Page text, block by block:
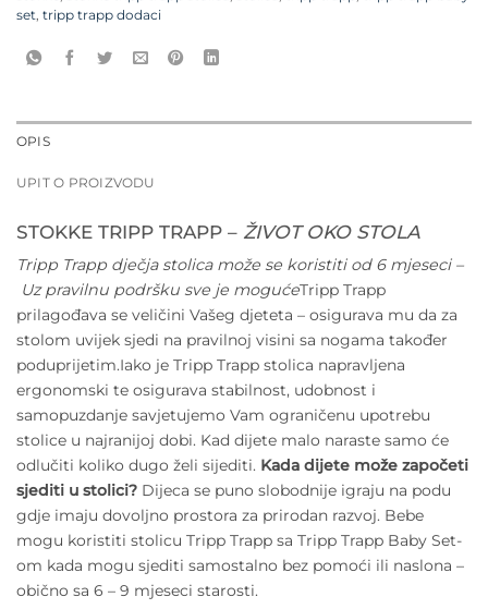
set, tripp trapp dodaci
OPIS
UPIT O PROIZVODU
STOKKE TRIPP TRAPP – ŽIVOT OKO STOLA
Tripp Trapp dječja stolica može se koristiti od 6 mjeseci –
Uz pravilnu podršku sve je mogućeTripp Trapp
prilagođava se veličini Vašeg djeteta – osigurava mu da za
stolom uvijek sjedi na pravilnoj visini sa nogama također
poduprijetim.Iako je Tripp Trapp stolica napravljena
ergonomski te osigurava stabilnost, udobnost i
samopuzdanje savjetujemo Vam ograničenu upotrebu
stolice u najranijoj dobi. Kad dijete malo naraste samo će
odlučiti koliko dugo želi sijediti. Kada dijete može započeti
sjediti u stolici? Dijeca se puno slobodnije igraju na podu
gdje imaju dovoljno prostora za prirodan razvoj. Bebe
mogu koristiti stolicu Tripp Trapp sa Tripp Trapp Baby Set-
om kada mogu sjediti samostalno bez pomoći ili naslona –
obično sa 6 – 9 mjeseci starosti.